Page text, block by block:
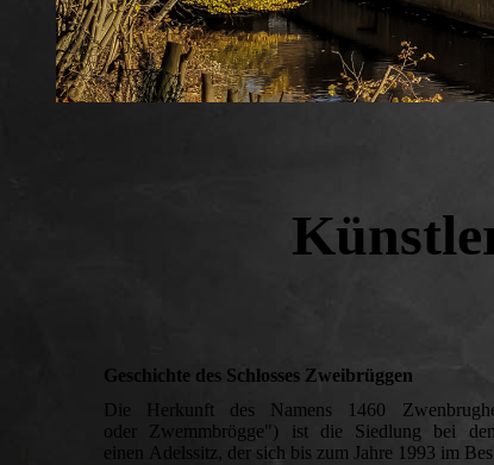
Geschichte des Schlosses Zweibrüggen
Die Herkunft des Namens 1460
oder Zwemmbrögge") ist die Siedlung bei
einen Adelssitz, der sich bis zum Jahre 1993 im